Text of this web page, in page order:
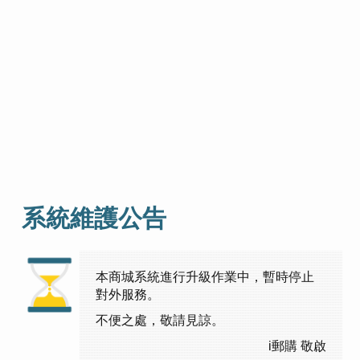
系統維護公告
本商城系統進行升級作業中，暫時停止
對外服務。
不便之處，敬請見諒。
i郵購 敬啟